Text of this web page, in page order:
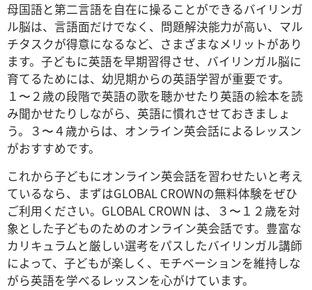
母国語と第二言語を自在に操ることができるバイリンガ
ル脳は、言語面だけでなく、問題解決能力が高い、マル
チタスクが得意になるなど、さまざまなメリットがあり
ます。子どもに英語を早期習得させ、バイリンガル脳に
育てるためには、幼児期からの英語学習が重要です。
１〜２歳の段階で英語の歌を聴かせたり英語の絵本を読
み聞かせたりしながら、英語に慣れさせておきましょ
う。３〜４歳からは、オンライン英会話によるレッスン
がおすすめです。
これから子どもにオンライン英会話を習わせたいと考え
ているなら、まずはGLOBAL CROWNの無料体験をぜひ
ご利用ください。GLOBAL CROWN は、３〜１２歳を対
象とした子どものためのオンライン英会話です。豊富な
カリキュラムと厳しい選考をパスしたバイリンガル講師
によって、子どもが楽しく、モチベーションを維持しな
がら英語を学べるレッスンを心がけています。